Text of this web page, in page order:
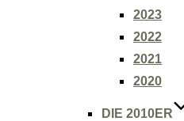
2023
2022
2021
2020
DIE 2010ER